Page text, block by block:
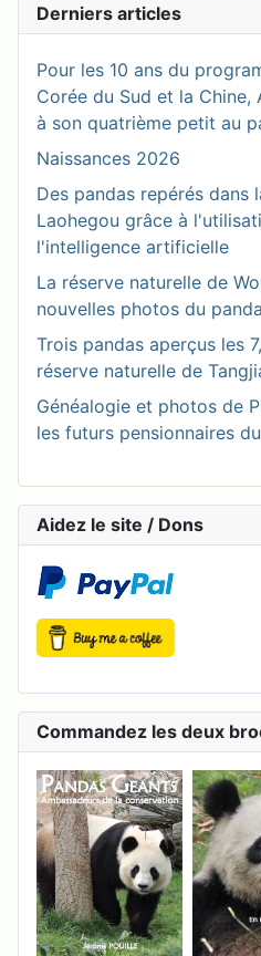
Derniers articles
Pour les 10 ans du
Corée du Sud et la Chine,
à son quatrième petit au
Naissances 2026
Des pandas repérés dans
Laohegou grâce à
l'intelligence artificielle
La réserve naturelle de
nouvelles photos du
Trois pandas aperçus les
réserve naturelle de
Généalogie et photos de
les futurs pensionnaires
Aidez le site / Dons
Commandez les deux